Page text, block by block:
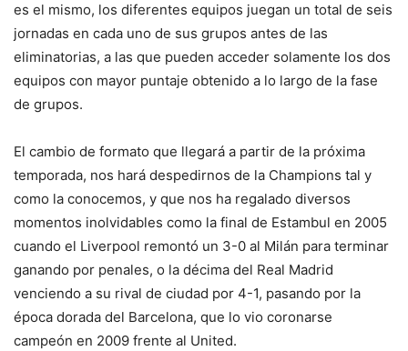
es el mismo, los diferentes equipos juegan un total de seis
jornadas en cada uno de sus grupos antes de las
eliminatorias, a las que pueden acceder solamente los dos
equipos con mayor puntaje obtenido a lo largo de la fase
de grupos.
El cambio de formato que llegará a partir de la próxima
temporada, nos hará despedirnos de la Champions tal y
como la conocemos, y que nos ha regalado diversos
momentos inolvidables como la final de Estambul en 2005
cuando el Liverpool remontó un 3-0 al Milán para terminar
ganando por penales, o la décima del Real Madrid
venciendo a su rival de ciudad por 4-1, pasando por la
época dorada del Barcelona, que lo vio coronarse
campeón en 2009 frente al United.